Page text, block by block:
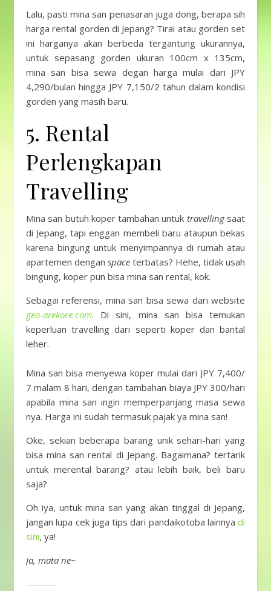
Lalu, pasti mina san penasaran juga dong, berapa sih
harga rental gorden di Jepang? Tirai atau gorden set
ini harganya akan berbeda tergantung ukurannya,
untuk sepasang gorden ukuran 100cm x 135cm,
mina san bisa sewa degan harga mulai dari JPY
4,290/bulan hingga JPY 7,150/2 tahun dalam kondisi
gorden yang masih baru.
5. Rental
Perlengkapan
Travelling
Mina san butuh koper tambahan untuk travellingsaat
di Jepang, tapi enggan membeli baru ataupun bekas
karena bingung untuk menyimpannya di rumah atau
apartemen dengan space terbatas? Hehe, tidak usah
bingung, koper pun bisa mina san rental, kok.
Sebagai referensi, mina san bisa sewa dari website
geo-arekore.com. Di sini, mina san bisa temukan
keperluan travelling dari seperti koper dan bantal
leher.
Mina san bisa menyewa koper mulai dari JPY 7,400/
7 malam 8 hari, dengan tambahan biaya JPY 300/hari
apabila mina san ingin memperpanjang masa sewa
nya. Harga ini sudah termasuk pajak ya mina san!
Oke, sekian beberapa barang unik sehari-hari yang
bisa mina san rental di Jepang. Bagaimana? tertarik
untuk merental barang? atau lebih baik, beli baru
saja?
Oh iya, untuk mina san yang akan tinggal di Jepang,
jangan lupa cek juga tips dari pandaikotoba lainnya di
sini, ya!
Ja, mata ne~